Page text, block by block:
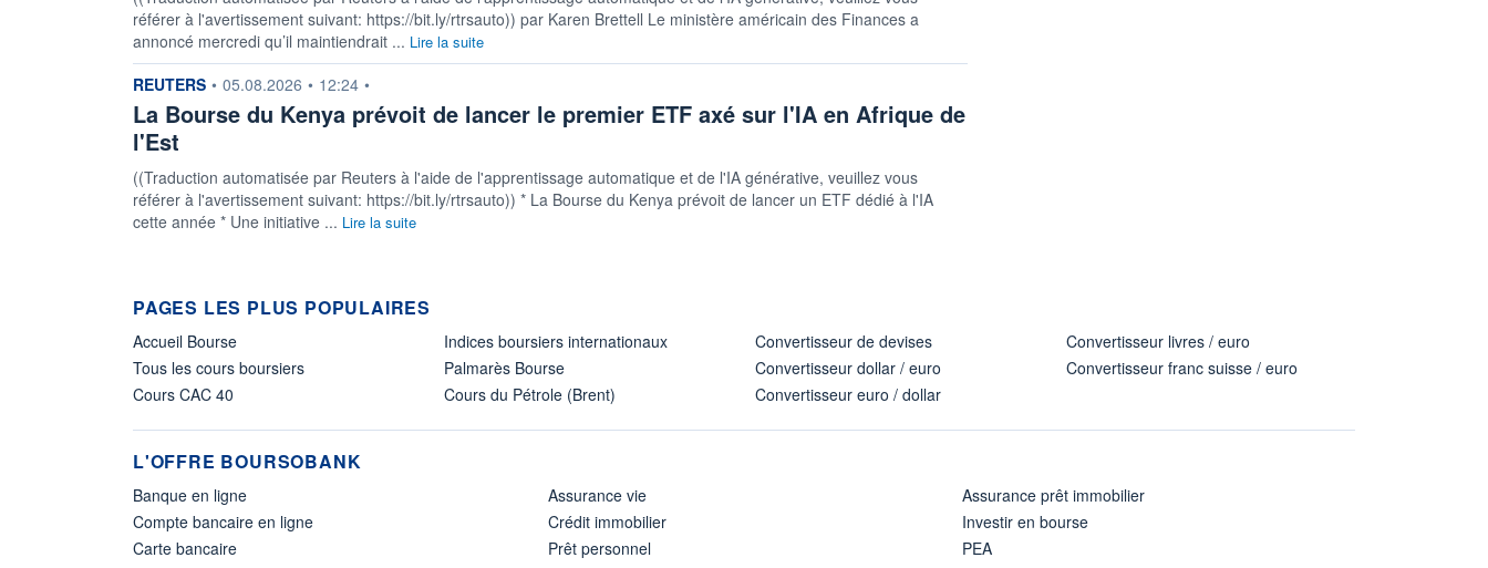
référer à l'avertissement suivant: https://bit.ly/rtrsauto)) par Karen Brettell Le ministère américain des Finances a
annoncé mercredi qu’il maintiendrait ... Lire la suite
information fournie par
REUTERS • 05.08.2026 • 12:24 •
La Bourse du Kenya prévoit de lancer le premier ETF axé sur l'IA en Afrique de
l'Est
((Traduction automatisée par Reuters à l'aide de l'apprentissage automatique et de l'IA générative, veuillez vous
référer à l'avertissement suivant: https://bit.ly/rtrsauto)) * La Bourse du Kenya prévoit de lancer un ETF dédié à l'IA
cette année * Une initiative ... Lire la suite
PAGES LES PLUS POPULAIRES
Accueil Bourse
Tous les cours boursiers
Cours CAC 40
Indices boursiers internationaux
Palmarès Bourse
Cours du Pétrole (Brent)
Convertisseur de devises
Convertisseur dollar / euro
Convertisseur euro / dollar
Convertisseur livres / euro
Convertisseur franc suisse / euro
L'OFFRE BOURSOBANK
Banque en ligne
Compte bancaire en ligne
Carte bancaire
Assurance vie
Crédit immobilier
Prêt personnel
Assurance prêt immobilier
Investir en bourse
PEA